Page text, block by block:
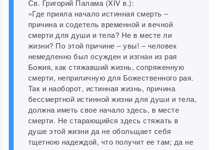
Св. Григорий Палама (XIV в.):
«Где прияла начало истинная смерть ‒
причина и содетель временной и вечной
смерти для души и тела? Не в месте ли
жизни? По этой причине ‒ увы! ‒ человек
немедленно был осужден и изгнан из рая
Божия, как стяжавший жизнь, сопряженную
смерти, неприличную для Божественного рая.
Так и наоборот, истинная жизнь, причина
бессмертной истинной жизни для души и тела,
должна иметь свое начало здесь, в месте
смерти. Не старающийся здесь стяжать в
душе этой жизни да не обольщает себя
тщетною надеждой, что получит ее там; да не